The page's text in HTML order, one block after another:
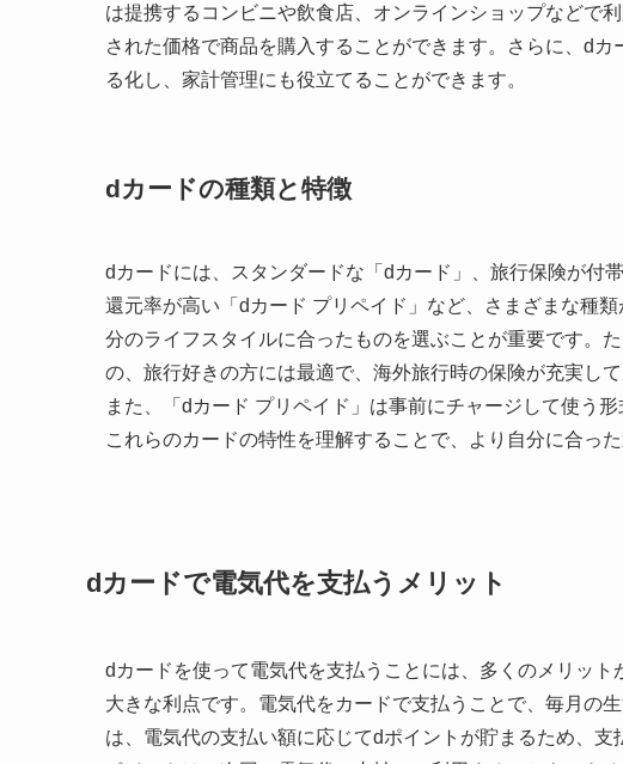
は提携するコンビニや飲食店、オンラインショップなどで
された価格で商品を購入することができます。さらに、d
る化し、家計管理にも役立てることができます。
dカードの種類と特徴
dカードには、スタンダードな「dカード」、旅行保険が付
還元率が高い「dカード プリペイド」など、さまざまな種
分のライフスタイルに合ったものを選ぶことが重要です。
の、旅行好きの方には最適で、海外旅行時の保険が充実し
また、「dカード プリペイド」は事前にチャージして使う
これらのカードの特性を理解することで、より自分に合っ
dカードで電気代を支払うメリット
dカードを使って電気代を支払うことには、多くのメリッ
大きな利点です。電気代をカードで支払うことで、毎月の
は、電気代の支払い額に応じてdポイントが貯まるため、